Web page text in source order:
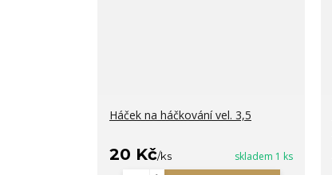
Háček na háčkování vel. 3,5
20 Kč/ks skladem 1 ks